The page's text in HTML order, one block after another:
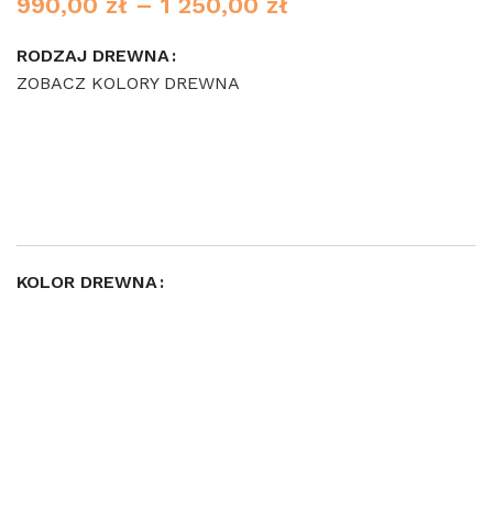
RODZAJ DREWNA
ZOBACZ KOLORY DREWNA
KOLOR DREWNA